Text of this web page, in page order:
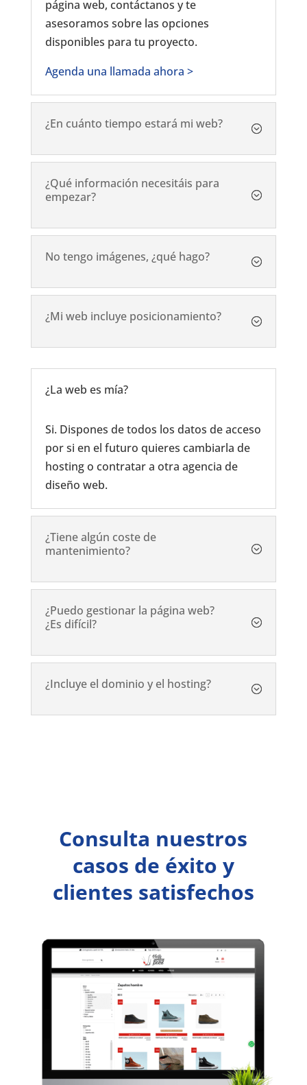
página web, contáctanos y te
asesoramos sobre las opciones
disponibles para tu proyecto.
Agenda una llamada ahora >
¿En cuánto tiempo estará mi web?
¿Qué información necesitáis para
empezar?
No tengo imágenes, ¿qué hago?
¿Mi web incluye posicionamiento?
¿La web es mía?
Si. Dispones de todos los datos de acceso
por si en el futuro quieres cambiarla de
hosting o contratar a otra agencia de
diseño web.
¿Tiene algún coste de
mantenimiento?
¿Puedo gestionar la página web?
¿Es difícil?
¿Incluye el dominio y el hosting?
Consulta nuestros
casos de éxito y
clientes satisfechos